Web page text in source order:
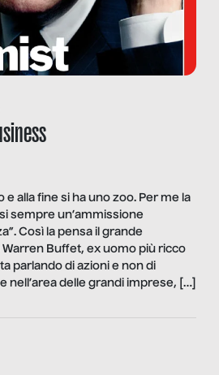
e alla fine si ha uno zoo. Per me la
sempre un’ammissione
Così la pensa il grande
Buffet, ex uomo più ricco
parlando di azioni e non di
nell’area delle grandi imprese, […]